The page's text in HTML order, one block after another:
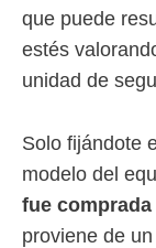
que puede
estés
unidad de
Solo fijándote
modelo del
fue
proviene de